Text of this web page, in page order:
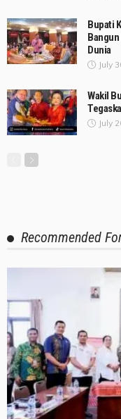
Bupati
Dunia
July
Wakil
July
Recommended